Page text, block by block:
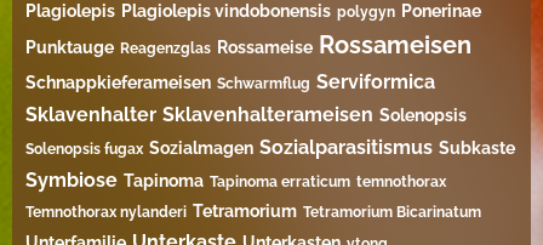
Plagiolepis Plagiolepis vindobonensis polygyn Ponerinae
Punktauge Reagenzglas Rossameise Rossameisen
Schnappkieferameisen Schwarmflug Serviformica
Sklavenhalter Sklavenhalterameisen Solenopsis
Solenopsis fugax Sozialmagen Sozialparasitismus Subkaste
Symbiose Tapinoma Tapinoma erraticum temnothorax
Temnothorax nylanderi Tetramorium Tetramorium Bicarinatum​